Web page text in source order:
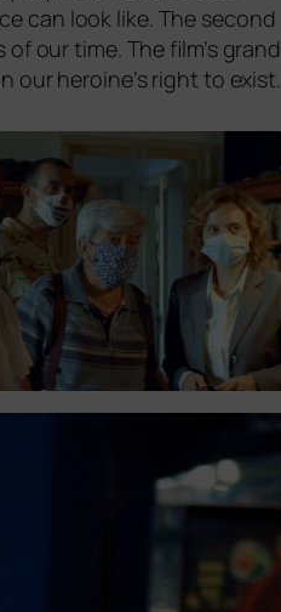
can look like. The second
our time. The film’s grand
our heroine’s right to exist.